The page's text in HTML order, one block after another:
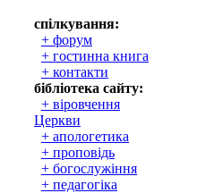
спілкування:
+ форум
+ гостинна книга
+ контакти
бібліотека сайту:
+ віровчення
Церкви
+ апологетика
+ проповідь
+ богослужіння
+ педагогіка